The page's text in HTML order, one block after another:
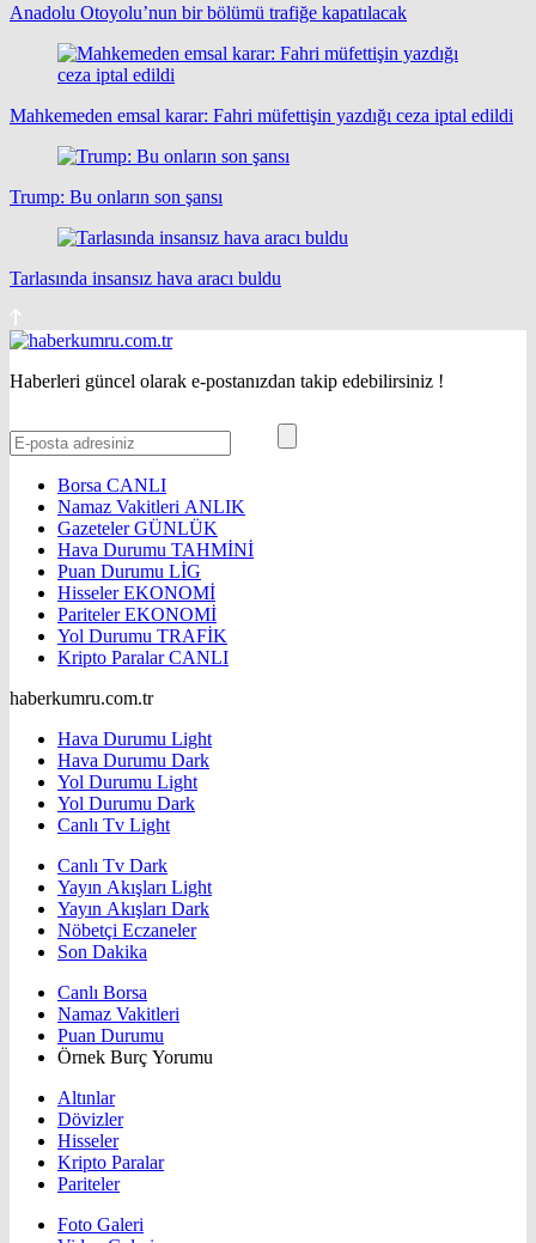
Anadolu Otoyolu’nun bir bölümü trafiğe kapatılacak
Mahkemeden emsal karar: Fahri müfettişin yazdığı ceza iptal edildi
Trump: Bu onların son şansı
Tarlasında insansız hava aracı buldu
Haberleri güncel olarak e-postanızdan takip edebilirsiniz !
Borsa CANLI
Namaz Vakitleri ANLIK
GazetelerGÜNLÜK
Hava Durumu TAHMİNİ
Puan Durumu LİG
HisselerEKONOMİ
ParitelerEKONOMİ
Yol Durumu TRAFİK
Kripto ParalarCANLI
haberkumru.com.tr
Hava Durumu Light
Hava Durumu Dark
Yol Durumu Light
Yol Durumu Dark
Canlı Tv Light
Canlı Tv Dark
Yayın Akışları Light
Yayın Akışları Dark
Nöbetçi Eczaneler
Son Dakika
Canlı Borsa
Namaz Vakitleri
Puan Durumu
Örnek Burç Yorumu
Altınlar
Dövizler
Hisseler
Kripto Paralar
Pariteler
Foto Galeri